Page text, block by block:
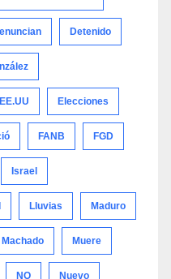
Detenido
EE.UU Elecciones
FANB FGD
Israel
Lluvias Maduro
Muere
NO Nuevo